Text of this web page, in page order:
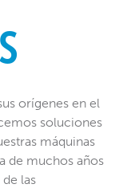
orígenes en el
soluciones
máquinas
de muchos años
las